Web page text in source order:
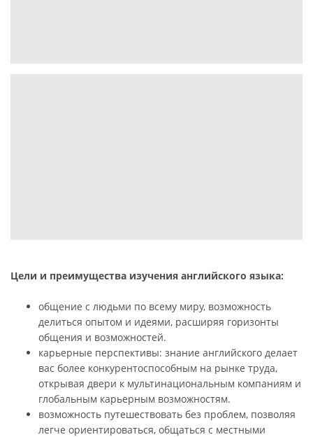
Цели и преимущества изучения английского языка:
общение с людьми по всему миру, возможность
делиться опытом и идеями, расширяя горизонты
общения и возможностей.
карьерные перспективы: знание английского делает
вас более конкурентоспособным на рынке труда,
открывая двери к мультинациональным компаниям и
глобальным карьерным возможностям.
возможность путешествовать без проблем, позволяя
легче ориентироваться, общаться с местными